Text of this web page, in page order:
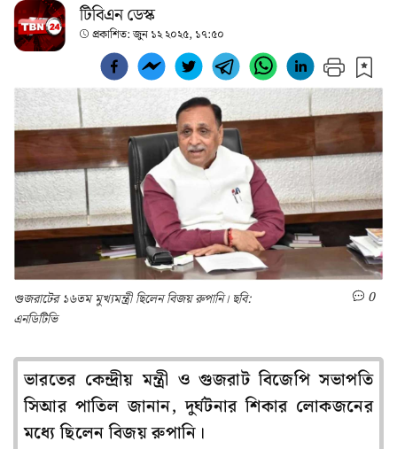
টিবিএন ডেস্ক
প্রকাশিত:জুন ১২ ২০২৫, ১৭:৫০
গুজরাটের ১৬তম মুখ্যমন্ত্রী ছিলেন বিজয় রুপানি। ছবি:
এনডিটিভি
0
ভারতের কেন্দ্রীয় মন্ত্রী ও গুজরাট বিজেপি সভাপতি
সিআর পাতিল জানান, দুর্ঘটনার শিকার লোকজনের
মধ্যে ছিলেন বিজয় রুপানি।